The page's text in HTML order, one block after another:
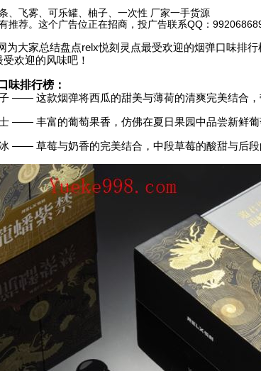
、飞雾、可乐罐、柚子、一次性 厂家一手货源
推荐。这个广告位正在招商，投广告联系QQ：
为大家总结盘点relx悦刻灵点最受欢迎的烟弹口味排
欢迎的风味吧！
味排行榜：
—— 这款烟弹将西瓜的甜美与薄荷的清爽完美结合，
—— 丰富的葡萄果香，仿佛在夏日果园中品尝新鲜葡
—— 草莓与奶香的完美结合，中段草莓的酸甜与后段